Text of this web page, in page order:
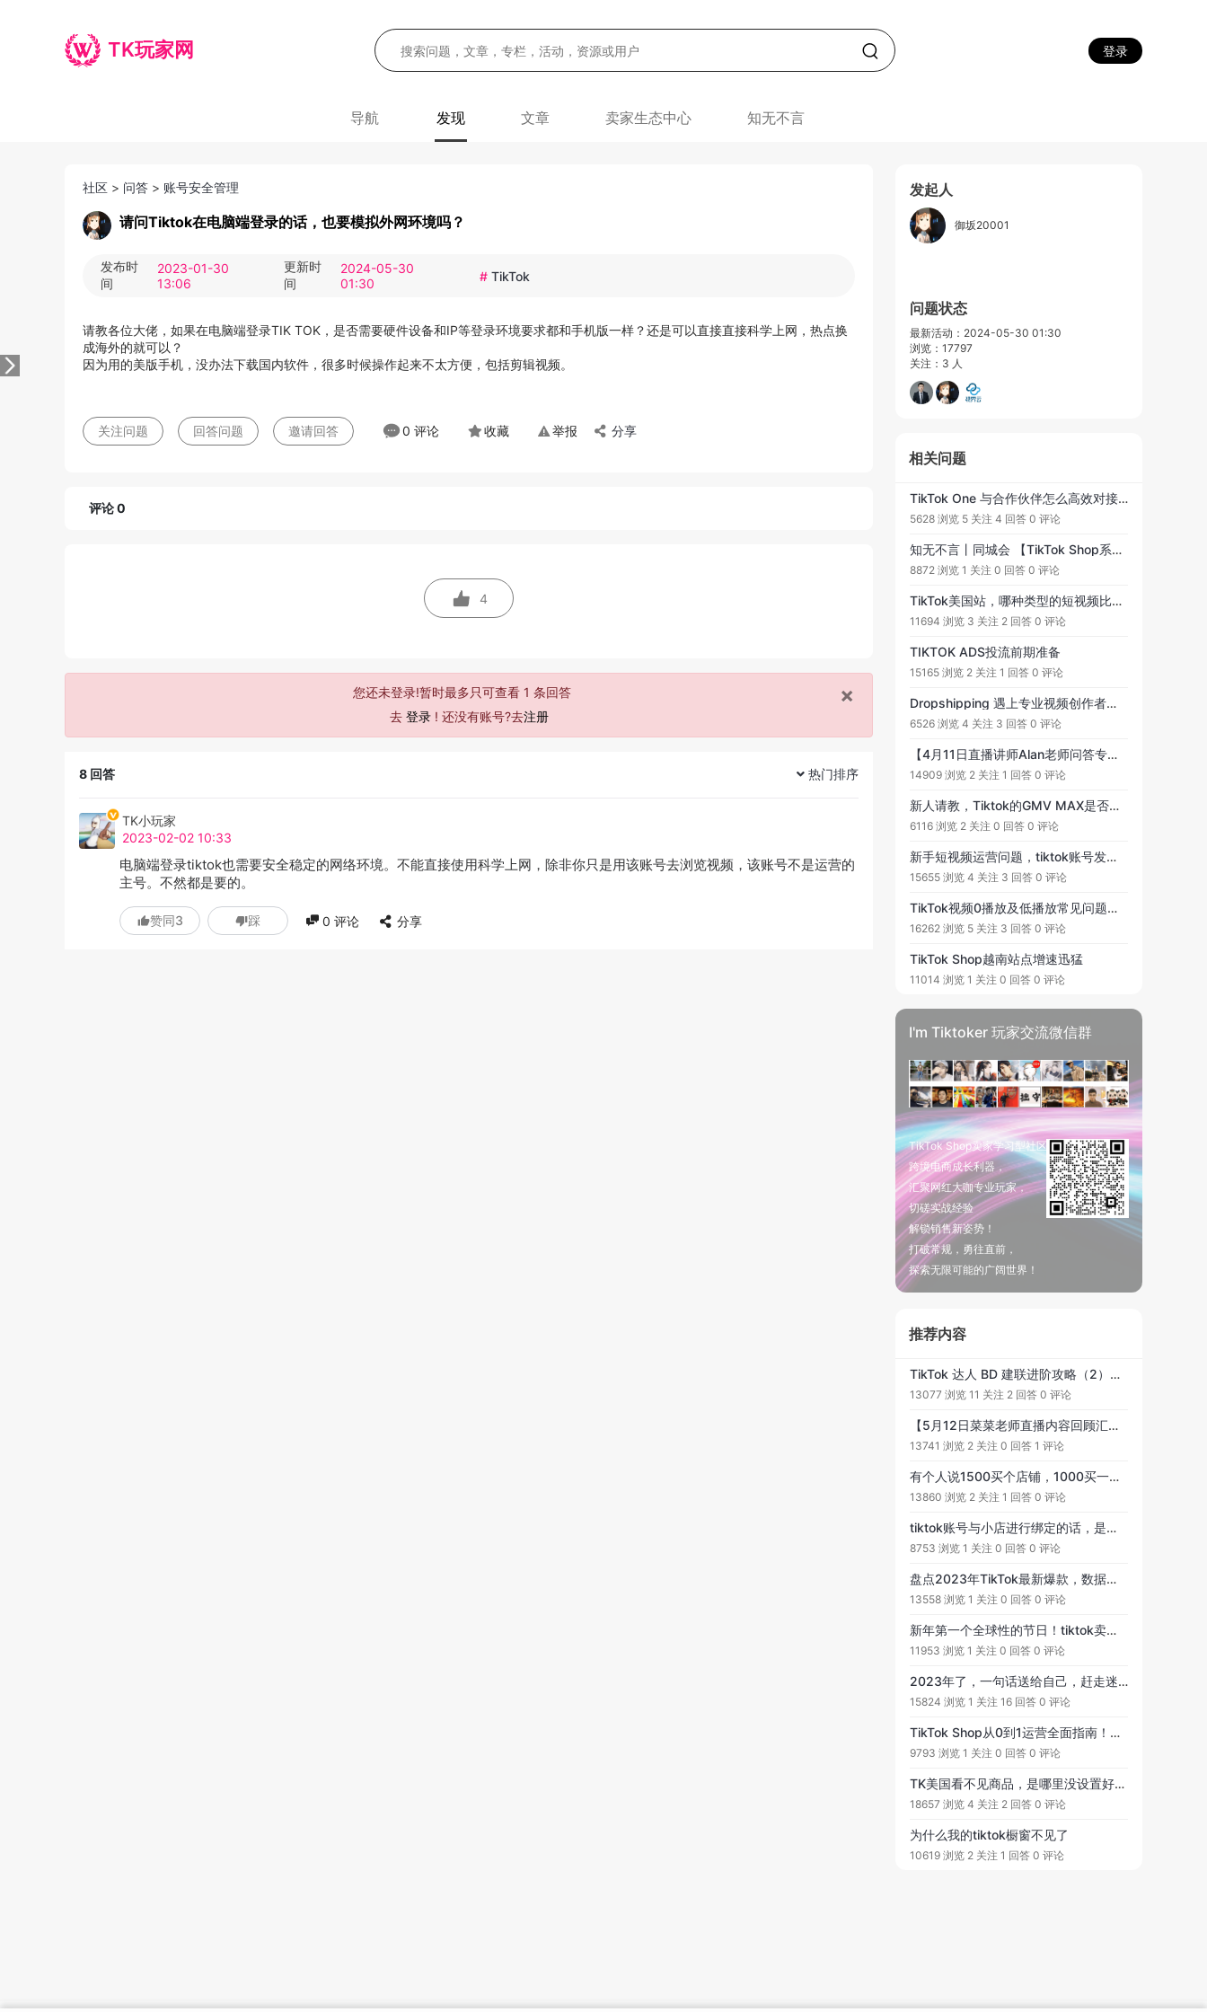
TK玩家网 登录
导航 发现 文章 卖家生态中心 知无不言
社区 > 问答 > 账号安全管理
请问Tiktok在电脑端登录的话，也要模拟外网环境吗？
发布时
间
2023-01-30
13:06
更新时
间
2024-05-30
01:30
# TikTok
请教各位大佬，如果在电脑端登录TIK TOK，是否需要硬件设备和IP等登录环境要求都和手机版一样？还是可以直接直接科学上网，热点换
成海外的就可以？
因为用的美版手机，没办法下载国内软件，很多时候操作起来不太方便，包括剪辑视频。
关注问题 回答问题 邀请回答 0 评论 收藏 举报 分享
评论 0
4
×
您还未登录!暂时最多只可查看 1 条回答
去 登录 ! 还没有账号?去注册
8 回答 热门排序
TK小玩家
2023-02-02 10:33
电脑端登录tiktok也需要安全稳定的网络环境。不能直接使用科学上网，除非你只是用该账号去浏览视频，该账号不是运营的
主号。不然都是要的。
赞同3 踩 0 评论 分享
发起人
御坂20001
问题状态
最新活动：2024-05-30 01:30
浏览：17797
关注：3 人
相关问题
TikTok One 与合作伙伴怎么高效对接？需要准备哪些步骤？
5628 浏览 5 关注 4 回答 0 评论
知无不言丨同城会 【TikTok Shop系列课程】9月4日线上直播：TikTok 快速入局和运营变现！9月7日-8日线下课程：TikTok 快速入局和运营变现！
8872 浏览 1 关注 0 回答 0 评论
TikTok美国站，哪种类型的短视频比较受欢迎？最近看了很多平台上的短视频，各式各样让人看花了眼
11694 浏览 3 关注 2 回答 0 评论
TIKTOK ADS投流前期准备
15165 浏览 2 关注 1 回答 0 评论
Dropshipping 遇上专业视频创作者？TikTok Shop 的新风口与实战洞察
6526 浏览 4 关注 3 回答 0 评论
【4月11日直播讲师Alan老师问答专贴】提问范围：TikTok新手快速起号&amp;涨粉的秘诀 #有关的各类问题，欢迎大家踊跃提问, 老师会在直播中为大家解答!
14909 浏览 2 关注 1 回答 0 评论
新人请教，Tiktok的GMV MAX是否取代了广告定向投放？
6116 浏览 2 关注 0 回答 0 评论
新手短视频运营问题，tiktok账号发布的短视频播放量处理第一个超过6000以外，其他的视频播放量只停留在200.
15655 浏览 4 关注 3 回答 0 评论
TikTok视频0播放及低播放常见问题解答！
16262 浏览 5 关注 3 回答 0 评论
TikTok Shop越南站点增速迅猛
11014 浏览 1 关注 0 回答 0 评论
I'm Tiktoker 玩家交流微信群
TikTok Shop卖家学习型社区
跨境电商成长利器，
汇聚网红大咖专业玩家，
切磋实战经验
解锁销售新姿势！
打破常规，勇往直前，
探索无限可能的广阔世界！
推荐内容
TikTok 达人 BD 建联进阶攻略（2）寄样标准、达人分级标准&基于分级的差异化管理
13077 浏览 11 关注 2 回答 0 评论
【5月12日菜菜老师直播内容回顾汇总】TikTok单视频万单秘籍。一、TikTok的流量红利和机会。二、短视频带货的机遇和风口。三、短视频的投入成本和回报。四、TikTok达人号选品原则...
13741 浏览 2 关注 0 回答 1 评论
有个人说1500买个店铺，1000买一年独立节点，可以用自己的苹果手机开店靠谱吗？
13860 浏览 2 关注 1 回答 0 评论
tiktok账号与小店进行绑定的话，是不是要在账号里添加美国的电话号码才可以
8753 浏览 1 关注 0 回答 0 评论
盘点2023年TikTok最新爆款，数据截止至7月
13558 浏览 1 关注 0 回答 0 评论
新年第一个全球性的节日！tiktok卖家不可忽视～
11953 浏览 1 关注 0 回答 0 评论
2023年了，一句话送给自己，赶走迷惘，治愈焦虑，向阳生长！
15824 浏览 1 关注 16 回答 0 评论
TikTok Shop从0到1运营全面指南！从前期规划、产品选择、到定价等全流程分享！
9793 浏览 1 关注 0 回答 0 评论
TK美国看不见商品，是哪里没设置好吗？求教
18657 浏览 4 关注 2 回答 0 评论
为什么我的tiktok橱窗不见了
10619 浏览 2 关注 1 回答 0 评论